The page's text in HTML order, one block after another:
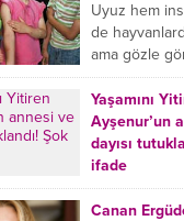
Uyuz hem
de
ama gözle
tür mikroplu
hastalığıdır.
(Urticaria),
Yaşamını
Ayşenur’un
dayısı
ifade
Burdur’da
bulunan
Canan